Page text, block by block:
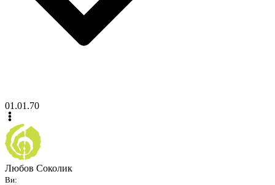
01.01.70
Любов Соколик
Ви: